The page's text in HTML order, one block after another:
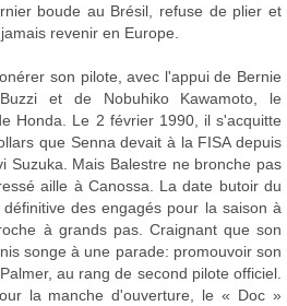
boude au Brésil, refuse de plier et
revenir en Europe.
son pilote, avec l'appui de Bernie
et de Nobuhiko Kawamoto, le
Honda. Le 2 février 1990, il s'acquitte
que Senna devait à la FISA depuis
Suzuka. Mais Balestre ne bronche pas
aille à Canossa. La date butoir du
des engagés pour la saison à
à grands pas. Craignant que son
songe à une parade: promouvoir son
au rang de second pilote officiel.
la manche d'ouverture, le « Doc »